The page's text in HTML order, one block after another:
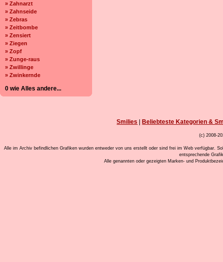
» Zahnarzt
» Zahnseide
» Zebras
» Zeitbombe
» Zensiert
» Ziegen
» Zopf
» Zunge-raus
» Zwillinge
» Zwinkernde
0 wie Alles andere...
Smilies Beliebteste Kategorien &
(c) 2008-
Alle im Archiv befindlichen Grafiken wurden entweder von uns erstellt oder sind frei im Web verfügbar.
entsprechende
Alle genannten oder gezeigten Marken- und